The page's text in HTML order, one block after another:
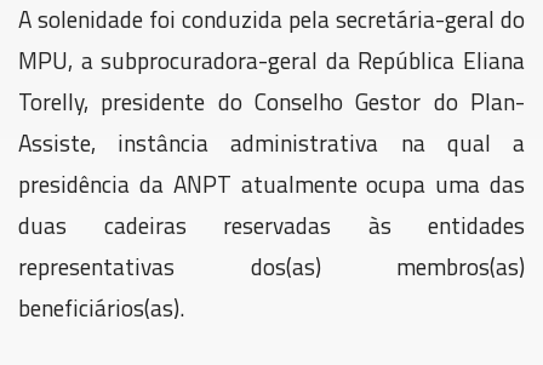
A solenidade foi conduzida pela secretária-geral do
MPU, a subprocuradora-geral da República Eliana
Torelly, presidente do Conselho Gestor do Plan-
Assiste, instância administrativa na qual a
presidência da ANPT atualmente ocupa uma das
duas cadeiras reservadas às entidades
representativas dos(as) membros(as)
beneficiários(as).